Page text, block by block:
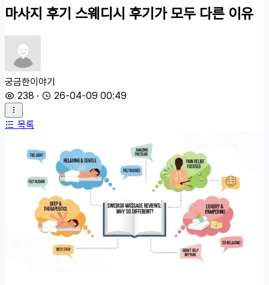
마사지 후기 스웨디시 후기가 모두 다른 이유
궁금한이야기
238 · 26-04-09 00:49
목록